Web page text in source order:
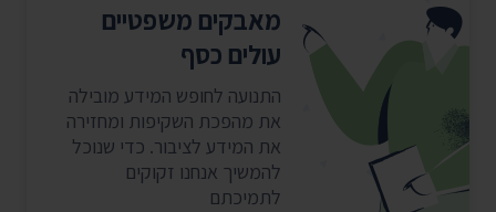
מאבקים משפטיים
עולים כסף
התנועה לחופש המידע מובילה
את מהפכת השקיפות ומחזירה
את המידע לציבור. כדי שנוכל
להמשיך אנחנו זקוקים
לתמיכתם